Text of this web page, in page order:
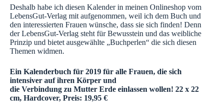
Deshalb habe ich diesen Kalender in meinen Onlineshop vom
LebensGut-Verlag mit aufgenommen, weil ich dem Buch und
den interessierten Frauen wünsche, dass sie sich finden! Denn
der LebensGut-Verlag steht für Bewusstein und das weibliche
Prinzip und bietet ausgewählte „Buchperlen“ die sich diesen
Themen widmen.
Ein Kalenderbuch für 2019 für alle Frauen, die sich
intensiver auf ihren Körper und
die Verbindung zu Mutter Erde einlassen wollen! 22 x 22
cm, Hardcover, Preis: 19,95 €